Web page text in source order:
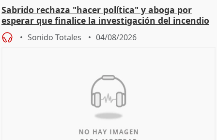
Sabrido rechaza "hacer política" y aboga por
esperar que finalice la investigación del incendio
Sonido Totales 04/08/2026